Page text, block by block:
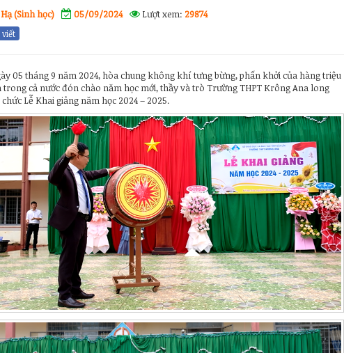
(Sinh học) 05/09/2024 Lượt xem: 29874
viết
05 tháng 9 năm 2024, hòa chung không khí tưng bừng, phấn khởi của hàng triệu
trong cả nước đón chào năm học mới, thầy và trò Trường THPT Krông Ana long
Lễ Khai giảng năm học 2024 – 2025.